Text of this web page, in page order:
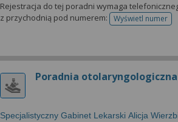
Rejestracja do tej poradni wymaga
z przychodnią pod numerem:
Wyświetl numer
telefonu
Poradnia otolaryngologiczna
Specjalistyczny Gabinet Lekarski Alicja